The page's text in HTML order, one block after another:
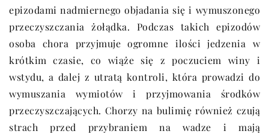
epizodami nadmiernego objadania się i wymuszonego
przeczyszczania żołądka. Podczas takich epizodów
osoba chora przyjmuje ogromne ilości jedzenia w
krótkim czasie, co wiąże się z poczuciem winy i
wstydu, a dalej z utratą kontroli, która prowadzi do
wymuszania wymiotów i przyjmowania środków
przeczyszczających. Chorzy na bulimię również czują
strach przed przybraniem na wadze i mają